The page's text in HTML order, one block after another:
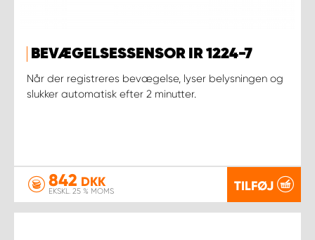
BEVÆGELSESSENSOR IR 1224-7
Når der registreres bevægelse, lyser belysningen og
slukker automatisk efter 2 minutter.
842 DKK
EKSKL. 25 % MOMS TILFØJ